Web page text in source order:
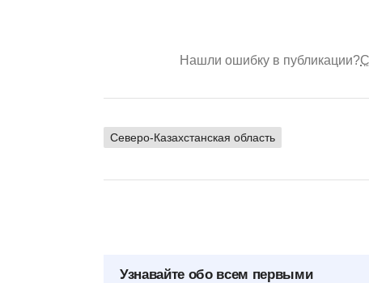
Нашли ошибку в публикации?
Северо-Казахстанская область
Узнавайте обо всем первыми